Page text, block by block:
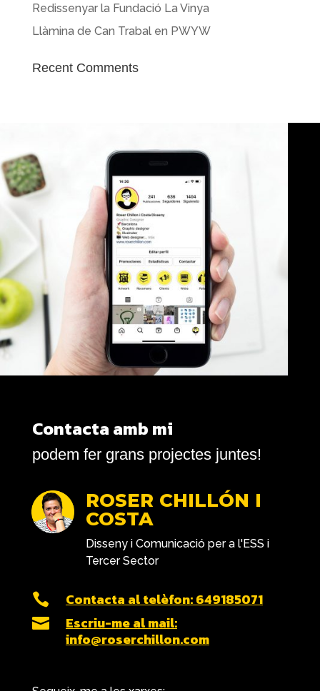
Redissenyar la Fundació La Vinya
Llàmina de Can Trabal en PWYW
Recent Comments
Contacta amb mi
podem fer grans projectes juntes!
ROSER CHILLÓN I
COSTA
Disseny i Comunicació per a l'ESS i
Tercer Sector
 Contacta al telèfon: 649185071

Escriu-me al mail:
info@roserchillon.com